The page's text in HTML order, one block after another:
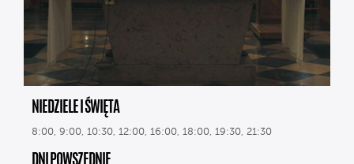
NIEDZIELE I ŚWIĘTA
8:00, 9:00, 10:30, 12:00, 16:00, 18:00, 19:30, 21:30
DNI POWSZEDNIE